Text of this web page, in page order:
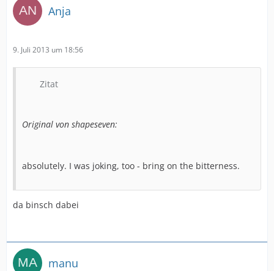
Anja
9. Juli 2013 um 18:56
Zitat
Original von shapeseven:
absolutely. I was joking, too - bring on the bitterness.
da binsch dabei
manu